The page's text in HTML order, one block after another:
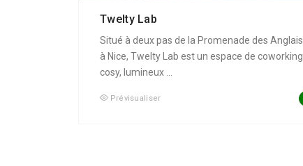
Twelty Lab
Situé à deux pas de la Promenade des Anglais
à Nice, Twelty Lab est un espace de coworking
cosy, lumineux ...
Prévisualiser